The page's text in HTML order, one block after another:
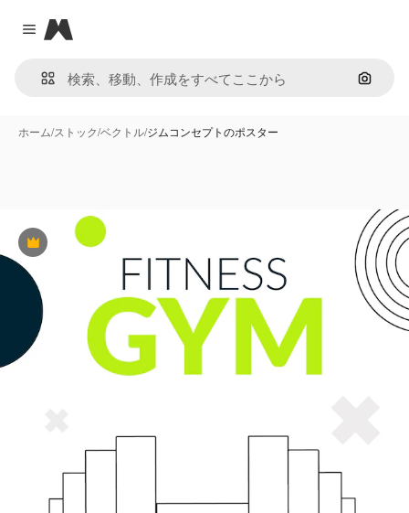
Close menu
Magnific
画像で
ホーム/ストック/ベクトル/ジムコンセプトのポスター
Premium